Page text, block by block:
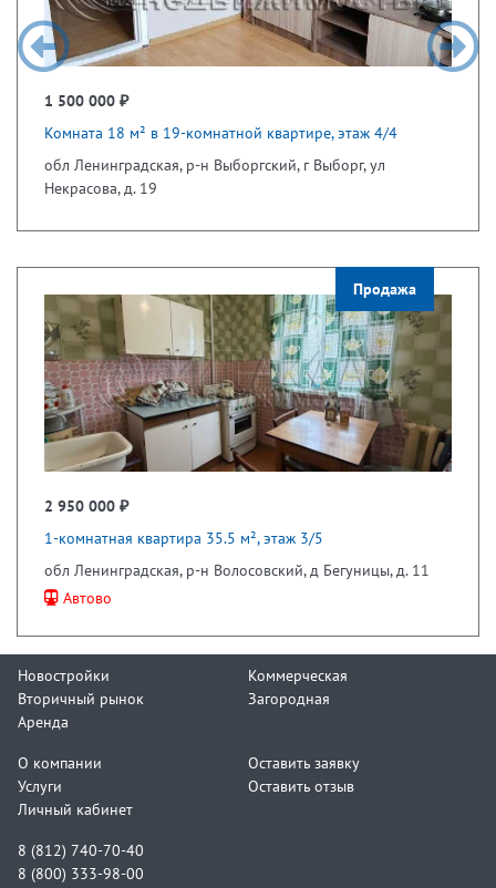
1 500 000 ₽
Комната 18 м² в 19-комнатной квартире, этаж 4/4
обл Ленинградская, р-н Выборгский, г Выборг, ул
Некрасова, д. 19
Продажа
2 950 000 ₽
1-комнатная квартира 35.5 м², этаж 3/5
обл Ленинградская, р-н Волосовский, д Бегуницы, д. 11
Автово
Новостройки
Вторичный рынок
Аренда
Коммерческая
Загородная
О компании
Услуги
Личный кабинет
Оставить заявку
Оставить отзыв
8 (812) 740-70-40
8 (800) 333-98-00